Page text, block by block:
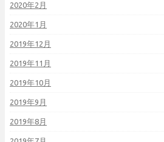
2020年2月
2020年1月
2019年12月
2019年11月
2019年10月
2019年9月
2019年8月